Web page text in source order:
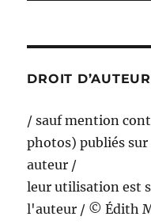
DROIT D’AUTEUR
/ sauf mention
photos) publiés
auteur /
leur utilisation est
l'auteur / © Édith